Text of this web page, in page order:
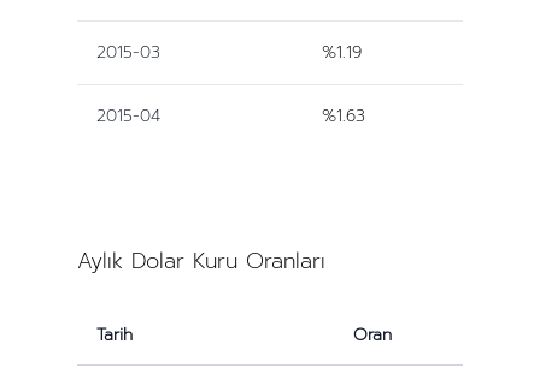
2015-03 %1.19
2015-04 %1.63
Aylık Dolar Kuru Oranları
Tarih Oran